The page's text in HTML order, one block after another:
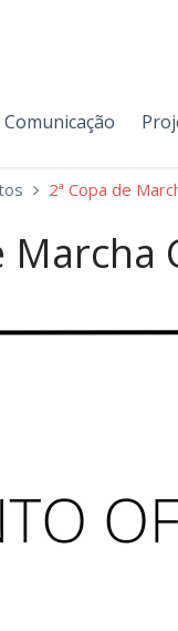
Comunicação
2ª Copa de